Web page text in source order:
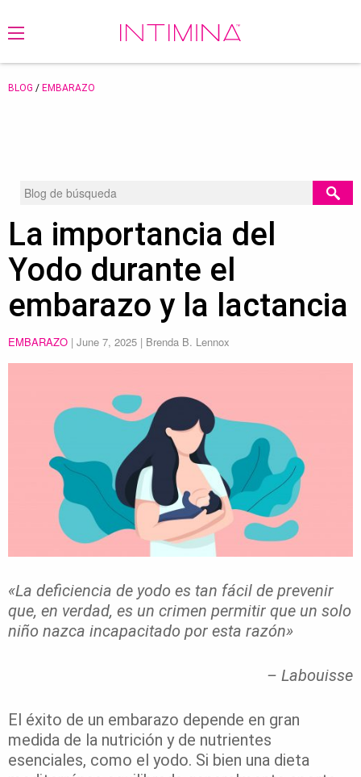
BLOG / EMBARAZO
La importancia del
Yodo durante el
embarazo y la lactancia
EMBARAZO | June 7, 2025 | Brenda B. Lennox
«La deficiencia de yodo es tan fácil de prevenir
que, en verdad, es un crimen permitir que un solo
niño nazca incapacitado por esta razón»
– Labouisse
El éxito de un embarazo depende en gran
medida de la nutrición y de nutrientes
esenciales, como el yodo. Si bien una dieta